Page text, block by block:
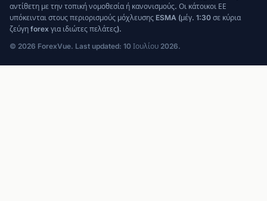
αντίθετη με την τοπική νομοθεσία ή κανονισμούς. Οι κάτοικοι ΕΕ
υπόκεινται στους περιορισμούς μόχλευσης ESMA (μέγ. 1:30 σε κύρια
ζεύγη forex για ιδιώτες πελάτες).
© 2026 ForexVue. Last updated: 10 Ιουλίου 2026.